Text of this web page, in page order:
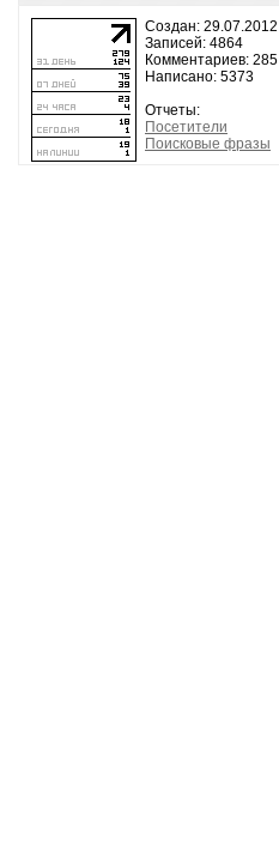
Создан: 29.07.2012
Записей: 4864
Комментариев: 285
Написано: 5373
Отчеты:
Посетители
Поисковые фразы